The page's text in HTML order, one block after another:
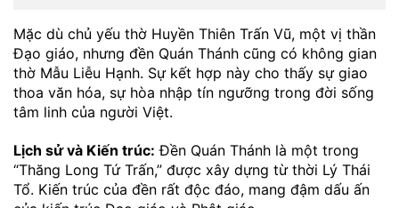
Mặc dù chủ yếu thờ Huyền Thiên Trấn Vũ, một vị thần
Đạo giáo, nhưng đền Quán Thánh cũng có không gian
thờ Mẫu Liễu Hạnh. Sự kết hợp này cho thấy sự giao
thoa văn hóa, sự hòa nhập tín ngưỡng trong đời sống
tâm linh của người Việt.
Lịch sử và Kiến trúc: Đền Quán Thánh là một trong
“Thăng Long Tứ Trấn,” được xây dựng từ thời Lý Thái
Tổ. Kiến trúc của đền rất độc đáo, mang đậm dấu ấn